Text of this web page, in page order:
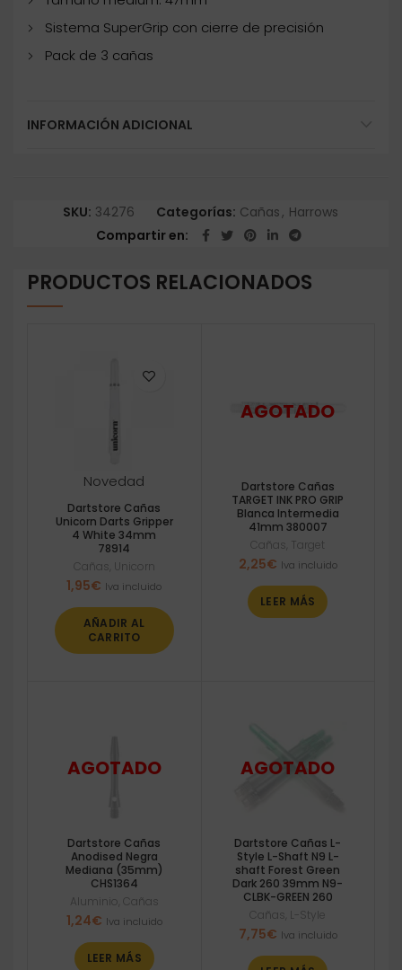
Sistema SuperGrip con cierre de precisión
Pack de 3 cañas
INFORMACIÓN ADICIONAL
SKU: 34276 Categorías: Cañas, Harrows
Compartir en
PRODUCTOS RELACIONADOS
Novedad
Dartstore Cañas
Unicorn Darts Gripper
4 White 34mm
78914
Cañas Unicorn
1,95€ Iva incluido
AÑADIR AL
CARRITO
Dartstore Cañas
TARGET INK PRO GRIP
Blanca Intermedia
41mm 380007
Cañas Target
2,25€ Iva incluido
LEER MÁS
Dartstore Cañas
Anodised Negra
Mediana (35mm)
CHS1364
Aluminio Cañas
1,24€ Iva incluido
LEER MÁS
Dartstore Cañas L-
Style L-Shaft N9 L-
shaft Forest Green
Dark 260 39mm N9-
CLBK-GREEN 260
Cañas L-Style
7,75€ Iva incluido